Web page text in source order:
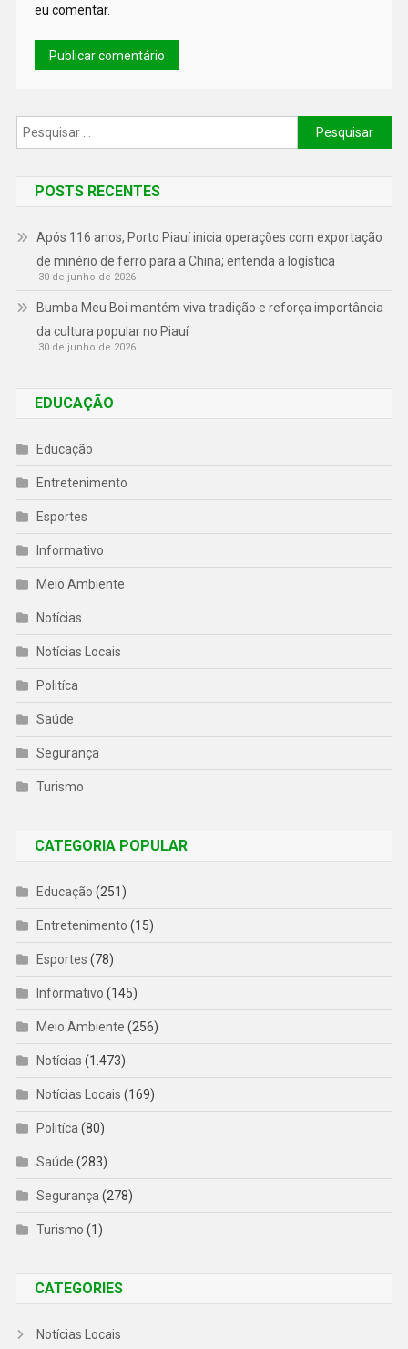
eu comentar.
POSTS RECENTES
Após 116 anos, Porto Piauí inicia operações com exportação
de minério de ferro para a China; entenda a logística
30 de junho de 2026
Bumba Meu Boi mantém viva tradição e reforça importância
da cultura popular no Piauí
30 de junho de 2026
EDUCAÇÃO
Educação
Entretenimento
Esportes
Informativo
Meio Ambiente
Notícias
Notícias Locais
Politíca
Saúde
Segurança
Turismo
CATEGORIA POPULAR
Educação (251)
Entretenimento (15)
Esportes (78)
Informativo (145)
Meio Ambiente (256)
Notícias (1.473)
Notícias Locais (169)
Politíca(80)
Saúde (283)
Segurança(278)
Turismo (1)
CATEGORIES
Notícias Locais